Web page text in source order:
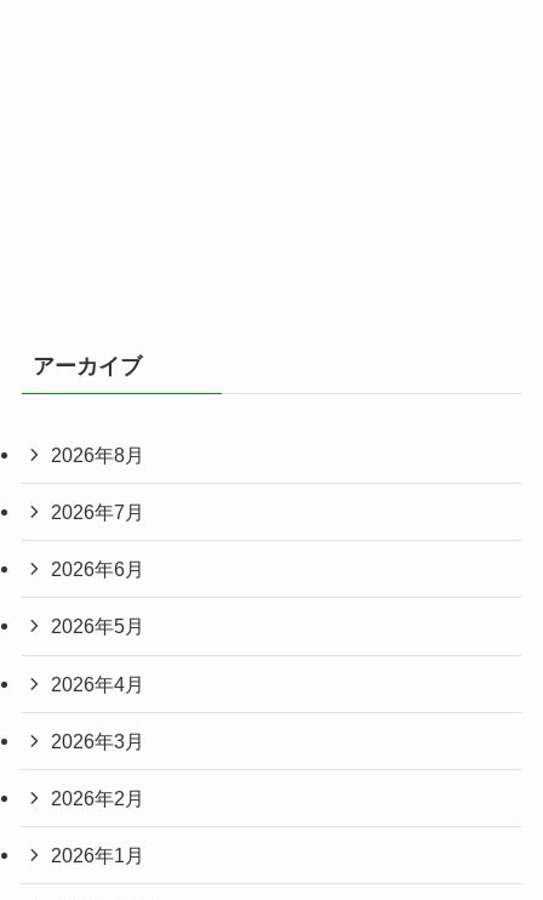
アーカイブ
2026年8月
2026年7月
2026年6月
2026年5月
2026年4月
2026年3月
2026年2月
2026年1月